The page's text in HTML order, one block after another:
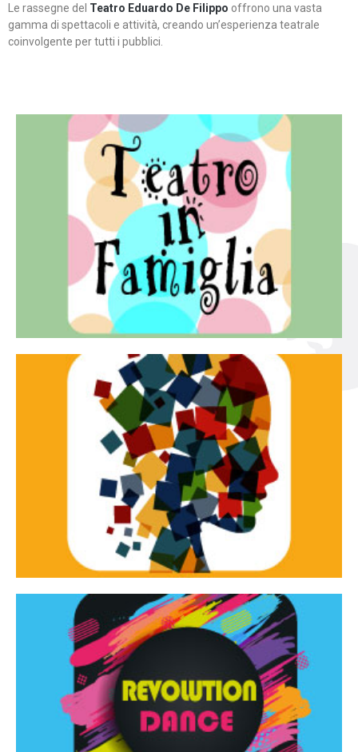
Le rassegne del Teatro Eduardo De Filippo offrono una vasta
gamma di spettacoli e attività, creando un’esperienza teatrale
coinvolgente per tutti i pubblici.
Teatro in famiglia
Teatro In Famiglia è una rassegna di teatro concepita
per far condividere e godere del teatro all’intera
famiglia.
Continua
Tracce dinamiche
Tracce Dinamiche è una rassegna di teatro
d’innovazione e sperimentale.
Continua
Revolution Dance
Rassegna di danza contemporanea – I Edizione